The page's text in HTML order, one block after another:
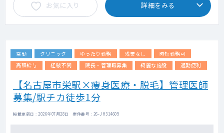
電子カルテ（メーカー：CSI-ミライズ）
健診システム（タック）
お気に入り 詳細をみる
常勤 クリニック ゆったり勤務 残業なし
時短勤務可
高額給与
経験不問 院長・管理職募集 綺麗な施設 通勤便利
【名古屋市栄駅×痩身医療・脱毛】管理医師
募集/駅チカ徒歩1分
掲載更新日 : 2026年07月28日 案件番号 : 26-JH314605